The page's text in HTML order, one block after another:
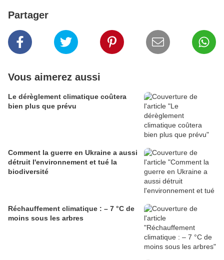
Partager
Vous aimerez aussi
Le dérèglement climatique coûtera
bien plus que prévu
Comment la guerre en Ukraine a aussi
détruit l'environnement et tué la
biodiversité
Réchauffement climatique : – 7 °C de
moins sous les arbres